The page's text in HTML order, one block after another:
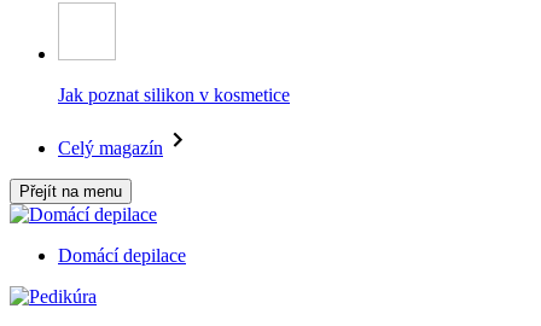
Jak poznat silikon v kosmetice
Celý magazín
Přejít na menu
Domácí depilace